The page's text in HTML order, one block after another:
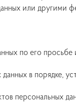
или другими
по его
данных в порядке,
персональных